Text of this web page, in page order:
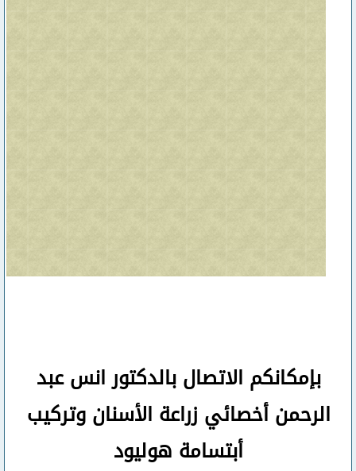
بإمكانكم الاتصال بالدكتور انس عبد
الرحمنأخصائي زراعة الأسنان وتركيب
أبتسامة هوليود